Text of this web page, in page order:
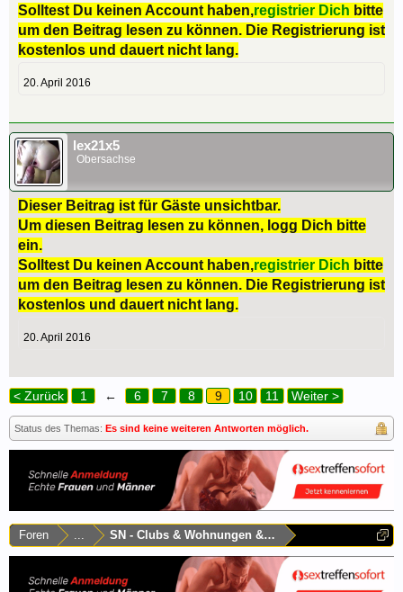
Solltest Du keinen Account haben,registrier Dich bitte
um den Beitrag lesen zu können. Die Registrierung ist
kostenlos und dauert nicht lang.
20. April 2016
lex21x5
Obersachse
Dieser Beitrag ist für Gäste unsichtbar.
Um diesen Beitrag lesen zu können, logg Dich bitte
ein.
Solltest Du keinen Account haben,registrier Dich bitte
um den Beitrag lesen zu können. Die Registrierung ist
kostenlos und dauert nicht lang.
20. April 2016
< Zurück 1 ← 6 7 8 9 10 11 Weiter >
Status des Themas: Es sind keine weiteren Antworten möglich.
Foren SN - Clubs & Wohnungen & Laufhäuser